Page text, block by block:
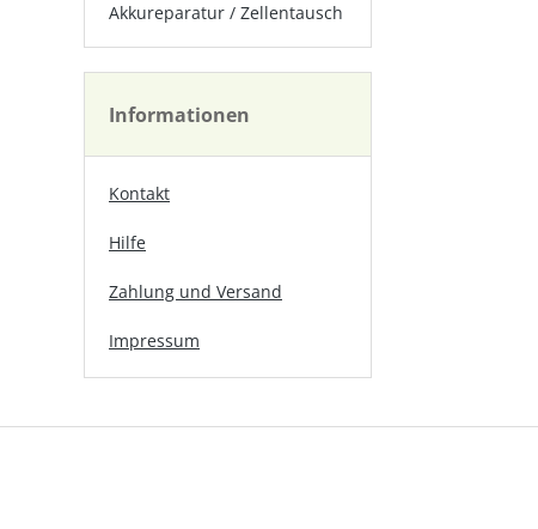
Akkureparatur / Zellentausch
Informationen
Kontakt
Hilfe
Zahlung und Versand
Impressum